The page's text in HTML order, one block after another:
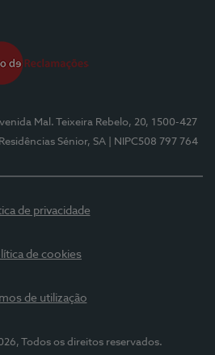
Mal. Teixeira Rebelo, 20, 1500-427
Sénior, SA | NIPC508 797 764
de privacidade
de cookies
de utilização
Todos os direitos reservados.